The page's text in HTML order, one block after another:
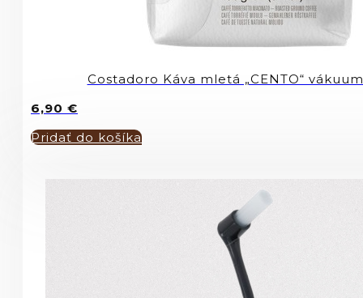
Costadoro Káva mletá „CENTO“
6,90 €
Pridať do košíka